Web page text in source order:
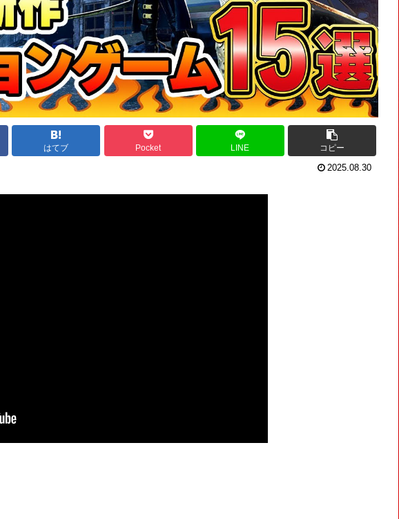
はてブ Pocket LINE コピー
2025.08.30